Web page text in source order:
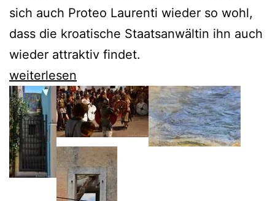
sich auch Proteo Laurenti wieder so wohl,
dass die kroatische Staatsanwältin ihn auch
wieder attraktiv findet.
Veit
Heinichen
nimmt
sich
Südtirols
Privilegien
weiterlesen